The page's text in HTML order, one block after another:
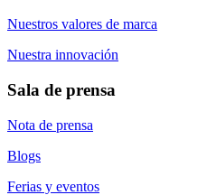
Nuestros valores de marca
Nuestra innovación
Sala de prensa
Nota de prensa
Blogs
Ferias y eventos